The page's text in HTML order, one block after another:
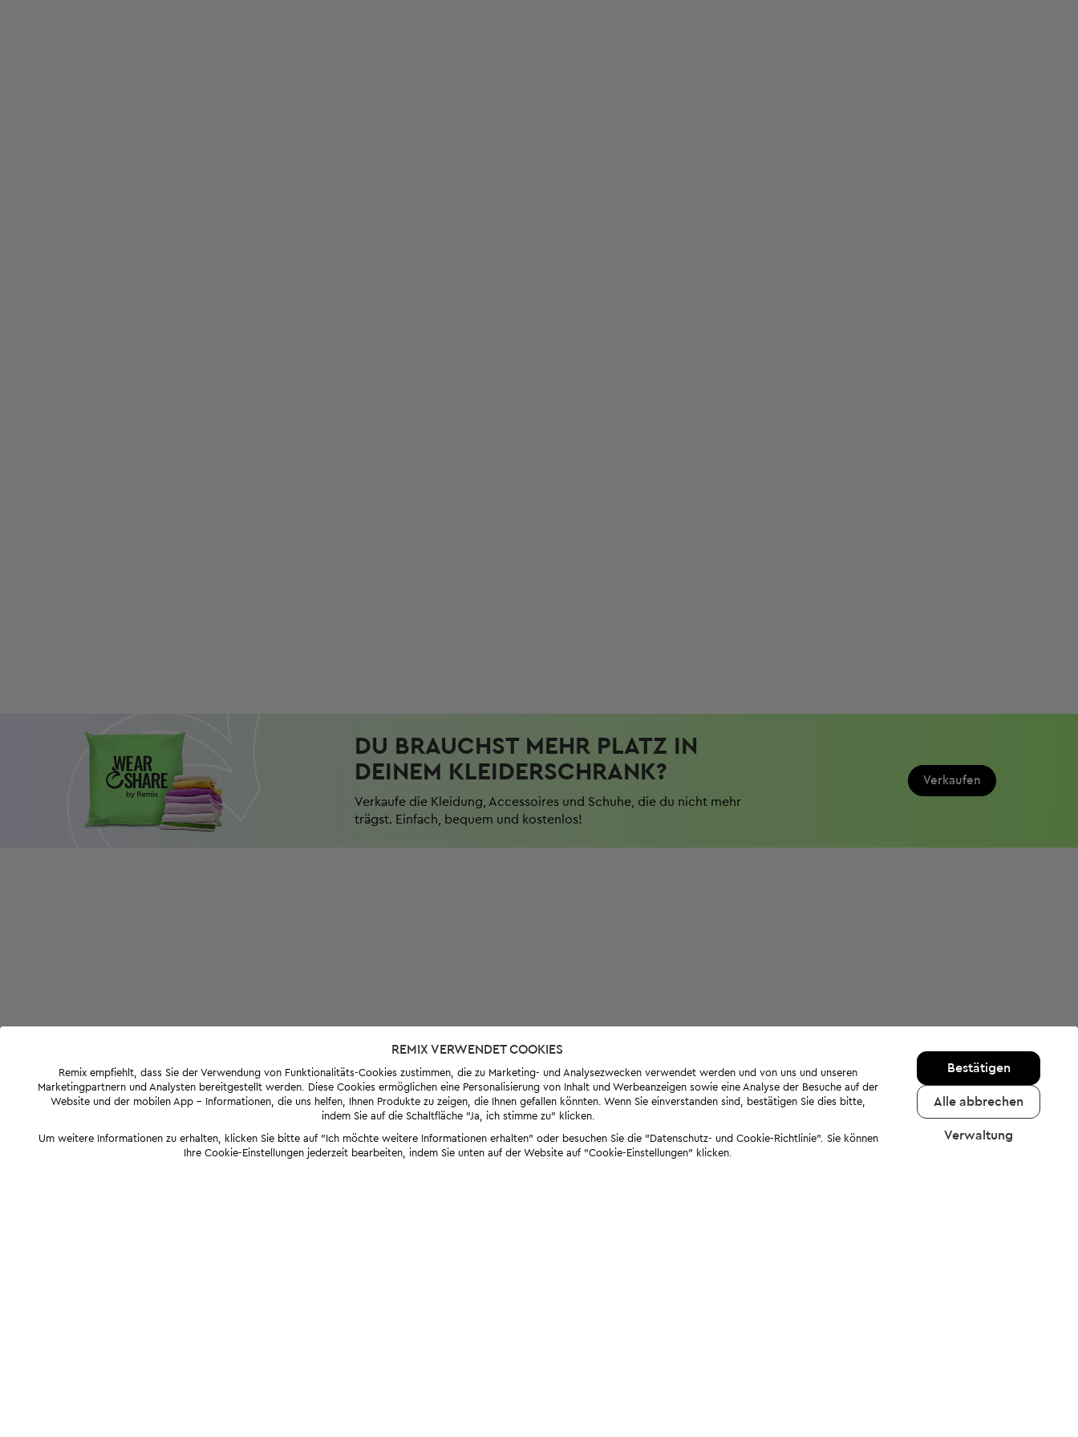
DU BRAUCHST MEHR PLATZ IN
DEINEM KLEIDERSCHRANK?
Verkaufe die Kleidung, Accessoires und Schuhe, die du nicht mehr
trägst. Einfach, bequem und kostenlos!
Verkaufen
REMIX VERWENDET COOKIES
Remix empfiehlt, dass Sie der Verwendung von Funktionalitäts-Cookies zustimmen, die zu Marketing- und Analysezwecken verwendet werden und von uns und unseren
Marketingpartnern und Analysten bereitgestellt werden. Diese Cookies ermöglichen eine Personalisierung von Inhalt und Werbeanzeigen sowie eine Analyse der Besuche auf der
Website und der mobilen App - Informationen, die uns helfen, Ihnen Produkte zu zeigen, die Ihnen gefallen könnten. Wenn Sie einverstanden sind, bestätigen Sie dies bitte,
indem Sie auf die Schaltfläche "Ja, ich stimme zu" klicken.
Um weitere Informationen zu erhalten, klicken Sie bitte auf "Ich möchte weitere Informationen erhalten" oder besuchen Sie die "Datenschutz- und Cookie-Richtlinie". Sie können
Ihre Cookie-Einstellungen jederzeit bearbeiten, indem Sie unten auf der Website auf "Cookie-Einstellungen" klicken.
Bestätigen
Alle abbrechen
Verwaltung